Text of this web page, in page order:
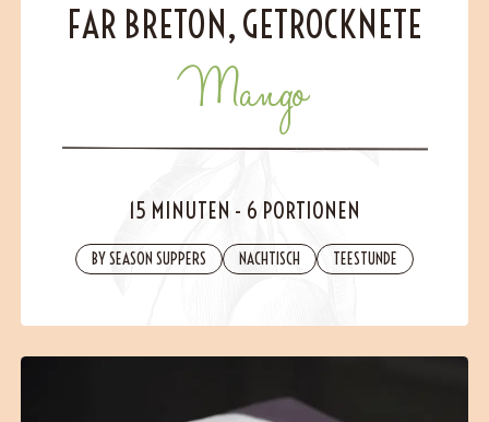
BLOG
BESUCHEN
Contact
FAR BRETON, GETROCKNETE
Mango
15 MINUTEN - 6 PORTIONEN
BY SEASON SUPPERS NACHTISCH TEESTUNDE
Wenn Sie Ihre E-Mail-Adresse hinterlassen, erhalten Sie Zugang zu unseren
Newslettern, die reich an Tipps, Inspirationen und Informationen über unsere
neuesten Entwicklungen sind. Selbstverständlich ist eine Abmeldung